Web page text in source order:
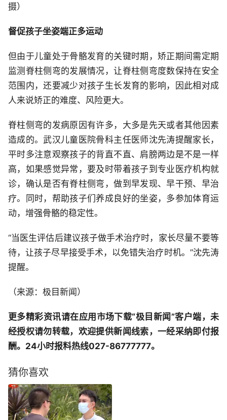
摄）
督促孩子坐姿端正多运动
但由于儿童处于骨骼发育的关键时期，矫正期间需定期
监测脊柱侧弯的发展情况，让脊柱侧弯度数保持在安全
范围内，还要减少对孩子生长发育的影响，因此相对成
人来说矫正的难度、风险更大。
脊柱侧弯的发病原因有许多，大多是先天或者其他因素
造成的。武汉儿童医院骨科主任医师沈先涛提醒家长，
平时多注意观察孩子的背直不直、肩膀两边是不是一样
高，如果感觉异常，要及时带着孩子到专业医疗机构就
诊，确认是否有脊柱侧弯，做到早发现、早干预、早治
疗。同时，帮助孩子们养成良好的坐姿，多参加体育运
动，增强骨骼的稳定性。
“当医生评估后建议孩子做手术治疗时，家长尽量不要等
待，让孩子尽早接受手术，以免错失治疗时机。”沈先涛
提醒。
（来源：极目新闻）
更多精彩资讯请在应用市场下载“极目新闻”客户端，未
经授权请勿转载，欢迎提供新闻线索，一经采纳即付报
酬。24小时报料热线027-86777777。
猜你喜欢